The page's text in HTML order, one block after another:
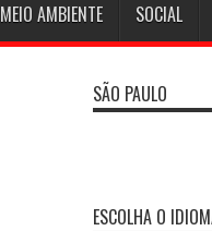
MEIO AMBIENTE SOCIAL
SÃO PAULO
ESCOLHA O